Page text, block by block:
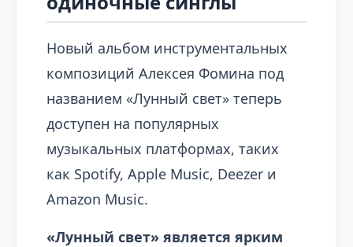
Новый альбом инструментальных
композиций Алексея Фомина под
названием «Лунный свет» теперь
доступен на популярных
музыкальных платформах, таких
как Spotify, Apple Music, Deezer и
Amazon Music.
«Лунный свет» является ярким